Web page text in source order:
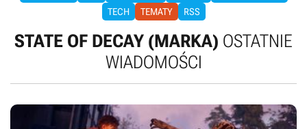
TECH
TEMATY RSS
STATE OF DECAY (MARKA) OSTATNIE
WIADOMOŚCI